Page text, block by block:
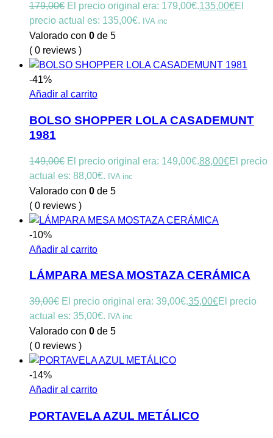
179,00€ El precio original era: 179,00€.135,00€El
precio actual es: 135,00€. IVA inc
Valorado con 0 de 5
( 0 reviews )
-41%
Añadir al carrito
BOLSO SHOPPER LOLA CASADEMUNT
1981
149,00€ El precio original era: 149,00€.88,00€El precio
actual es: 88,00€. IVA inc
Valorado con 0 de 5
( 0 reviews )
-10%
Añadir al carrito
LÁMPARA MESA MOSTAZA CERÁMICA
39,00€ El precio original era: 39,00€.35,00€El precio
actual es: 35,00€. IVA inc
Valorado con 0 de 5
( 0 reviews )
-14%
Añadir al carrito
PORTAVELA AZUL METÁLICO